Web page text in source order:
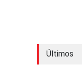
Últimos